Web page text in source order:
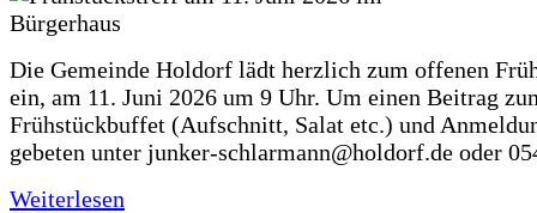
Die Gemeinde Holdorf lädt herzlich zum offenen
ein, am 11. Juni 2026 um 9 Uhr. Um einen Beitrag
Frühstückbuffet (Aufschnitt, Salat etc.) und
gebeten unter junker-schlarmann@holdorf.de oder
Weiterlesen